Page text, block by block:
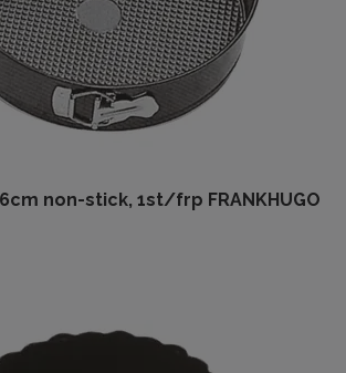
non-stick, 1st/frp FRANKHUGO